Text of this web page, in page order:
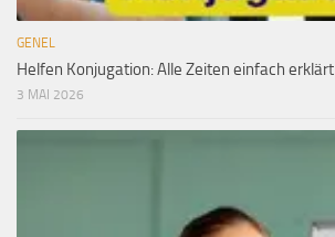
GENEL
Helfen Konjugation: Alle Zeiten einfach erklärt
3 MAI 2026